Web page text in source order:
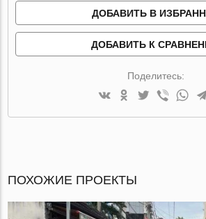
ДОБАВИТЬ В
ДОБАВИТЬ К
Поделитесь:
ПОХОЖИЕ ПРОЕКТЫ